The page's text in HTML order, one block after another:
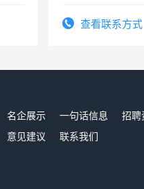
查看联系方式
名企展示 一句话信息 招聘
意见建议 联系我们